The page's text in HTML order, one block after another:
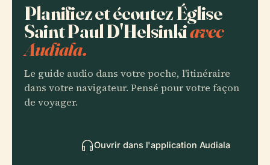
Planifiez et écoutez Église
Saint Paul D'Helsinkiavec
Audiala.
Le guide audio dans votre poche, l'itinéraire
dans votre navigateur. Pensé pour votre façon
de voyager.
Ouvrir dans l'application Audiala